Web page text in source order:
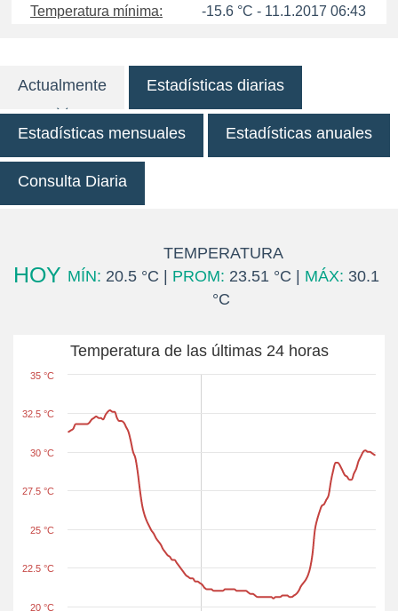
Temperatura mínima:
-15.6 °C - 11.1.2017 06:43
Actualmente Estadísticas diarias
Estadísticas mensuales Estadísticas anuales
Consulta Diaria
HOY
TEMPERATURA
MÍN: 20.5 °C | PROM: 23.51 °C | MÁX: 30.1
°C
Temperatura de las últimas 24 horas
20 °C
22.5 °C
25 °C
27.5 °C
30 °C
32.5 °C
35 °C